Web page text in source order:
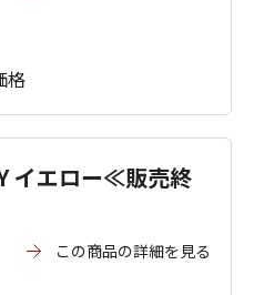
格
イエロー≪販売終
この商品の詳細を見る